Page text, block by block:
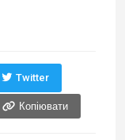
Twitter
Копіювати